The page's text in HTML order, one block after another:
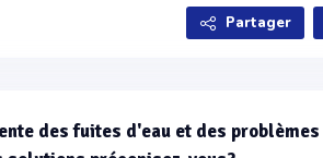
Partager
des fuites d'eau et des